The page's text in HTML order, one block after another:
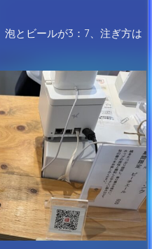
とビールが3：7、注ぎ方は